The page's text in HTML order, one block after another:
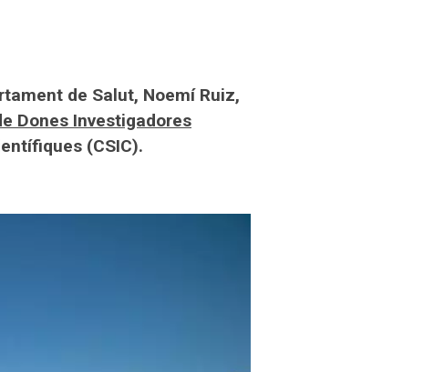
de Salut, Noemí Ruiz,
Dones Investigadores
(CSIC).